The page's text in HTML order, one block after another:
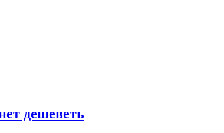
дешеветь